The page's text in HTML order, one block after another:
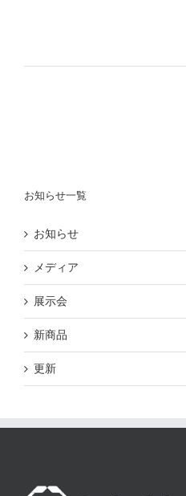
お知らせ一覧
お知らせ
メディア
展示会
新商品
更新